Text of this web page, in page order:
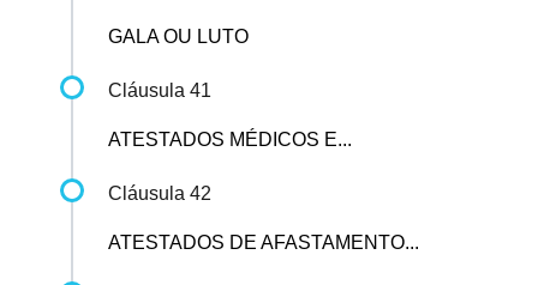
GALA OU LUTO
Cláusula 41
ATESTADOS MÉDICOS E...
Cláusula 42
ATESTADOS DE AFASTAMENTO...